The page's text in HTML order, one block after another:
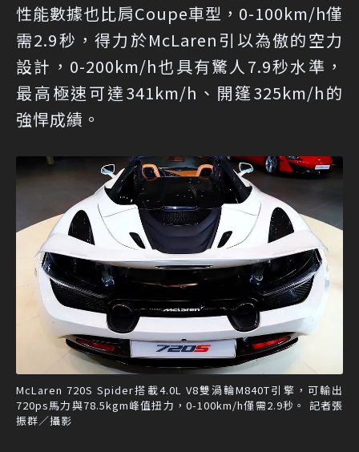
性能數據也比肩Coupe車型，0-100km/h僅
需2.9秒，得力於McLaren引以為傲的空力
設計，0-200km/h也具有驚人7.9秒水準，
最高極速可達341km/h、開篷325km/h的
強悍成績。
McLaren 720S Spider搭載4.0L V8雙渦輪M840T引擎，可輸出
720ps馬力與78.5kgm峰值扭力，0-100km/h僅需2.9秒。 記者張
振群／攝影